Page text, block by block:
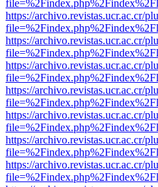
https://archivo.revistas.ucr.ac.cr/
https://archivo.revistas.ucr.ac.cr/
https://archivo.revistas.ucr.ac.cr/
https://archivo.revistas.ucr.ac.cr/
https://archivo.revistas.ucr.ac.cr/
https://archivo.revistas.ucr.ac.cr/
https://archivo.revistas.ucr.ac.cr/